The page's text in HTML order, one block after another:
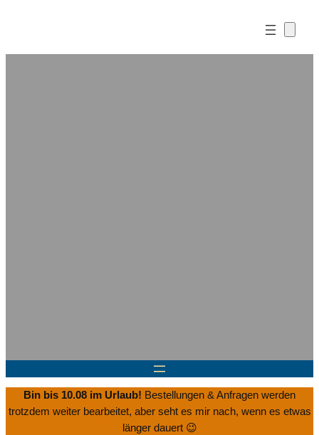
Bin bis 10.08 im Urlaub! Bestellungen & Anfragen werden
trotzdem weiter bearbeitet, aber seht es mir nach, wenn es etwas
länger dauert 😉